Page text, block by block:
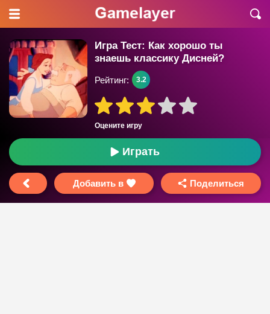
Игра Тест: Как хорошо ты
знаешь классику Дисней?
Оцените игру
Рейтинг: 3.2
Играть
Добавить в Поделиться